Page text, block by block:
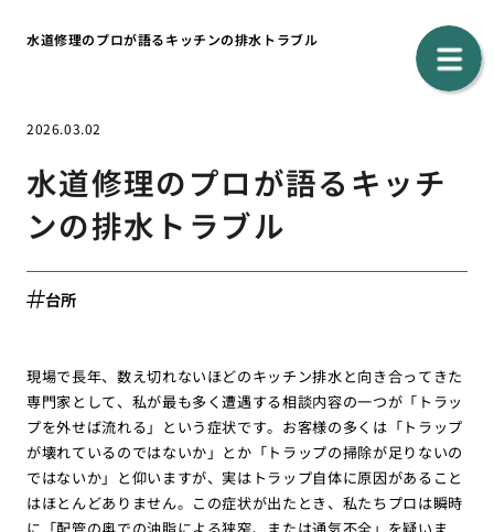
水道修理のプロが語るキッチンの排水トラブル
2026.03.02
水道修理のプロが語るキッチ
ンの排水トラブル
台所
現場で長年、数え切れないほどのキッチン排水と向き合ってきた
専門家として、私が最も多く遭遇する相談内容の一つが「トラッ
プを外せば流れる」という症状です。お客様の多くは「トラップ
が壊れているのではないか」とか「トラップの掃除が足りないの
ではないか」と仰いますが、実はトラップ自体に原因があること
はほとんどありません。この症状が出たとき、私たちプロは瞬時